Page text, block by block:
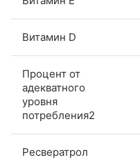
Витамин D
Процент от
адекватного
уровня
потребления2
Ресвератрол